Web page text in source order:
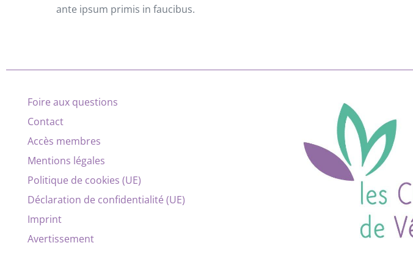
ante ipsum primis in faucibus.
Foire aux questions
Contact
Accès membres
Mentions légales
Politique de cookies (UE)
Déclaration de confidentialité (UE)
Imprint
Avertissement